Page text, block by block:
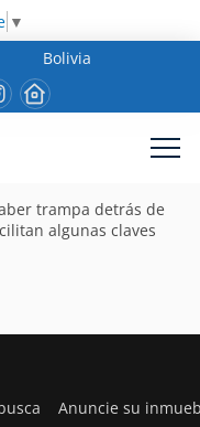
▼
Bolivia
trampa detrás de
algunas claves
Anuncie su